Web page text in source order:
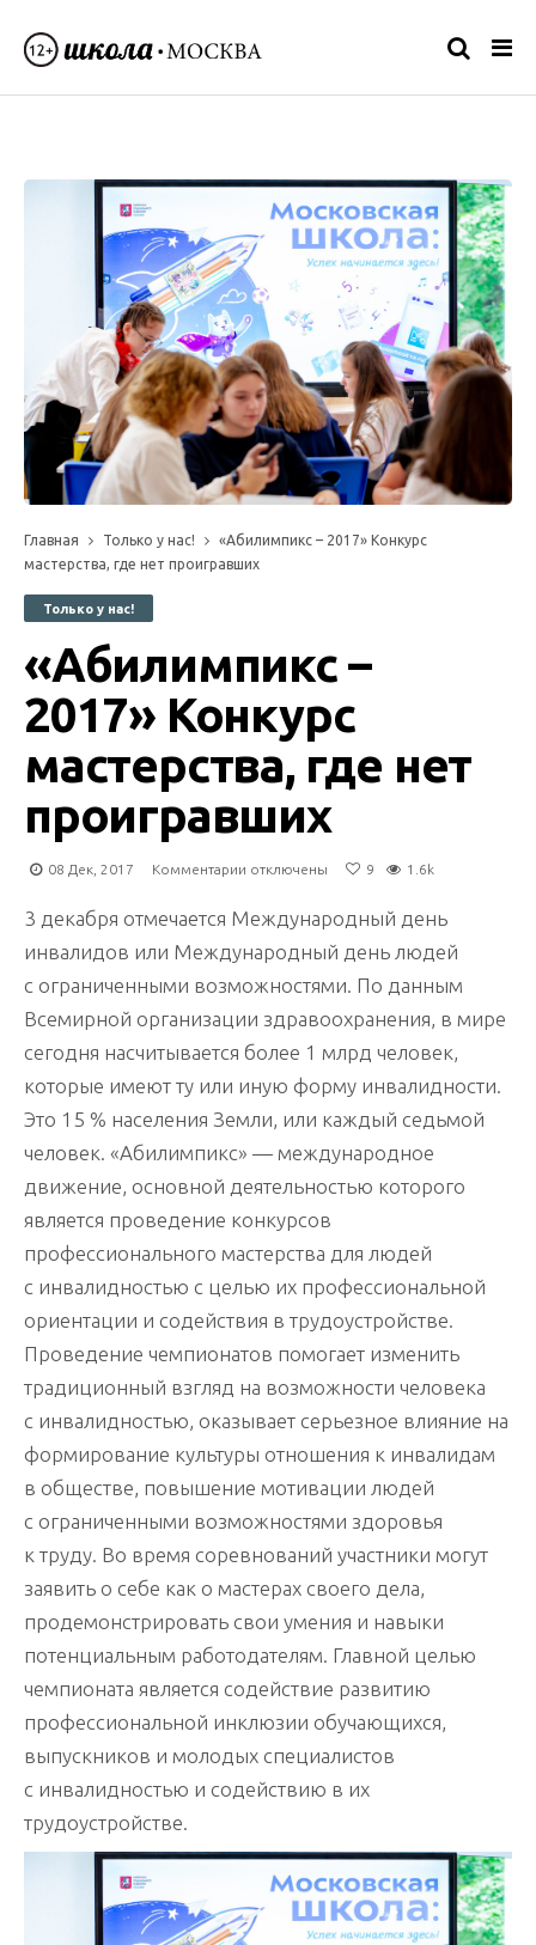
Главная Только у нас!
«Абилимпикс – 2017» Конкурс
мастерства, где нет проигравших
Только у нас!
«Абилимпикс –
2017» Конкурс
мастерства, где нет
проигравших
08 Дек, 2017 Комментарии к
«Абилимпикс
2017»
Конкурс
где
нет
проигравших
отключены 9 1.6k
3 декабря отмечается Международный день
инвалидов или Международный день людей
с ограниченными возможностями. По данным
Всемирной организации здравоохранения, в мире
сегодня насчитывается более 1 млрд человек,
которые имеют ту или иную форму инвалидности.
Это 15 % населения Земли, или каждый седьмой
человек. «Абилимпикс» — международное
движение, основной деятельностью которого
является проведение конкурсов
профессионального мастерства для людей
с инвалидностью с целью их профессиональной
ориентации и содействия в трудоустройстве.
Проведение чемпионатов помогает изменить
традиционный взгляд на возможности человека
с инвалидностью, оказывает серьезное влияние на
формирование культуры отношения к инвалидам
в обществе, повышение мотивации людей
с ограниченными возможностями здоровья
к труду. Во время соревнований участники могут
заявить о себе как о мастерах своего дела,
продемонстрировать свои умения и навыки
потенциальным работодателям. Главной целью
чемпионата является содействие развитию
профессиональной инклюзии обучающихся,
выпускников и молодых специалистов
с инвалидностью и содействию в их
трудоустройстве.